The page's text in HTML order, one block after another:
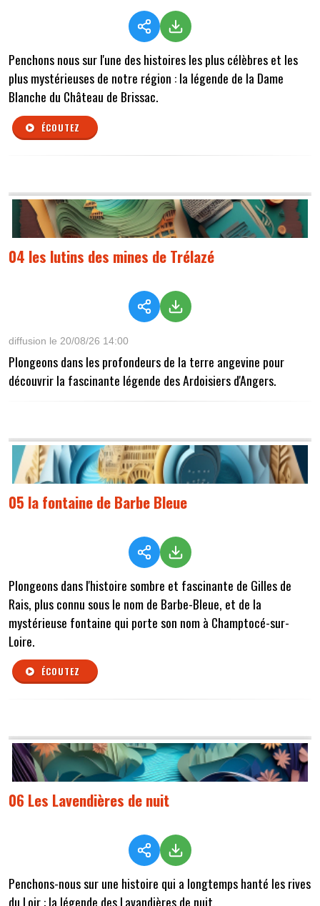
Penchons nous sur l'une des histoires les plus célèbres et les
plus mystérieuses de notre région : la légende de la Dame
Blanche du Château de Brissac.
ÉCOUTEZ
04 les lutins des mines de Trélazé
diffusion le 20/08/26 14:00
Plongeons dans les profondeurs de la terre angevine pour
découvrir la fascinante légende des Ardoisiers d'Angers.
05 la fontaine de Barbe Bleue
Plongeons dans l'histoire sombre et fascinante de Gilles de
Rais, plus connu sous le nom de Barbe-Bleue, et de la
mystérieuse fontaine qui porte son nom à Champtocé-sur-
Loire.
ÉCOUTEZ
06 Les Lavendières de nuit
Penchons-nous sur une histoire qui a longtemps hanté les rives
du Loir : la légende des Lavandières de nuit.